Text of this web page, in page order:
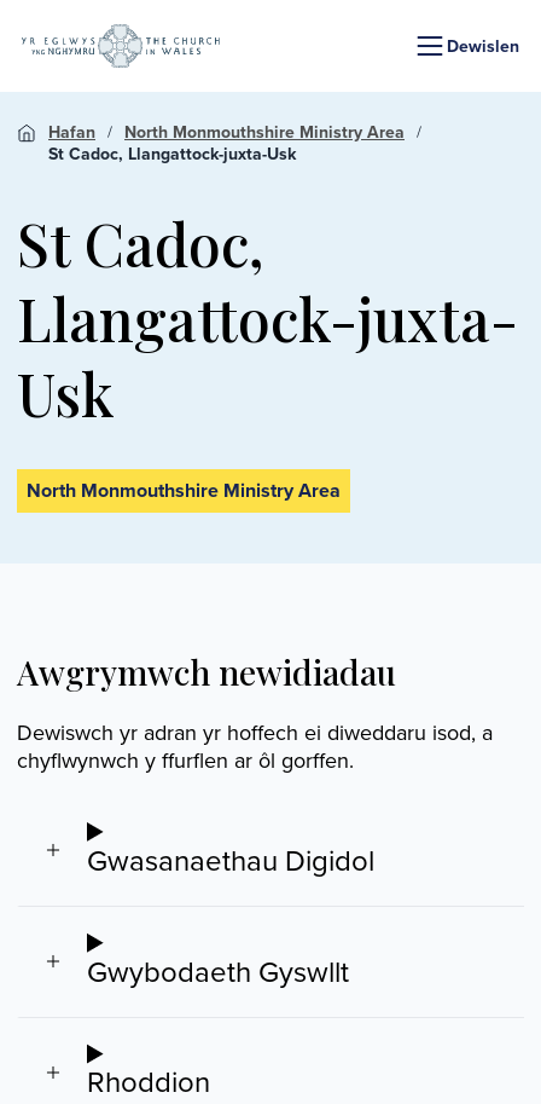
Dewislen
Hafan
North Monmouthshire Ministry Area
St Cadoc, Llangattock-juxta-Usk
St Cadoc,
Llangattock-juxta-
Usk
North Monmouthshire Ministry Area
Awgrymwch newidiadau
Dewiswch yr adran yr hoffech ei diweddaru isod, a
chyflwynwch y ffurflen ar ôl gorffen.
Gwasanaethau Digidol
Gwybodaeth Gyswllt
Rhoddion